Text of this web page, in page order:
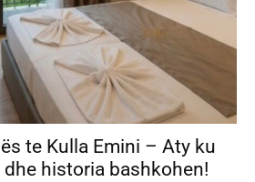
te Kulla Emini – Aty ku
dhe historia bashkohen!